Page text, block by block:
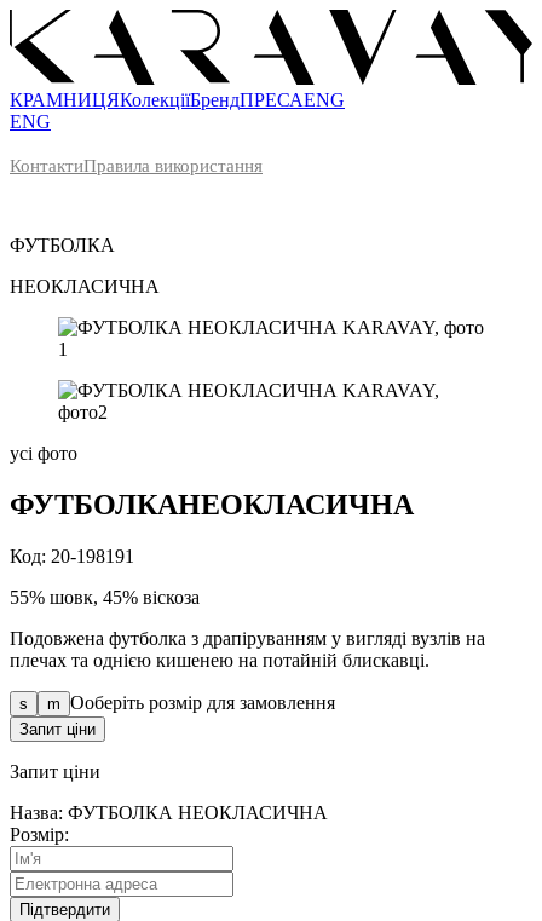
КРАМНИЦЯКолекціїБрендПРЕСАENG
ENG
КонтактиПравила використання
ФУТБОЛКА
НЕОКЛАСИЧНА
усі фото
ФУТБОЛКАНЕОКЛАСИЧНА
Код: 20-198191
55% шовк, 45% віскоза
Подовжена футболка з драпіруванням у вигляді вузлів на
плечах та однією кишенею на потайній блискавці.
s m Ооберіть розмір для замовлення
Запит ціни
Запит ціни
Назва: ФУТБОЛКА НЕОКЛАСИЧНА
Розмір:
Підтвердити